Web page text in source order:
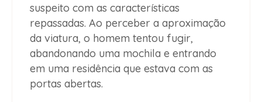
suspeito com as características
repassadas. Ao perceber a aproximação
da viatura, o homem tentou fugir,
abandonando uma mochila e entrando
em uma residência que estava com as
portas abertas.